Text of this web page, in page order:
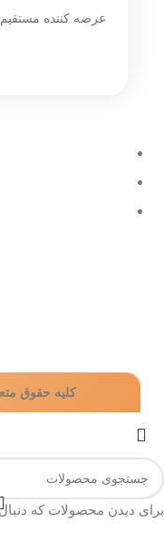
عرضه کننده
کلیه حقوق
برای دیدن محصولات که